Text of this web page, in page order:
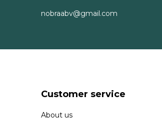
nobraabv@gmail.com
Customer service
About us